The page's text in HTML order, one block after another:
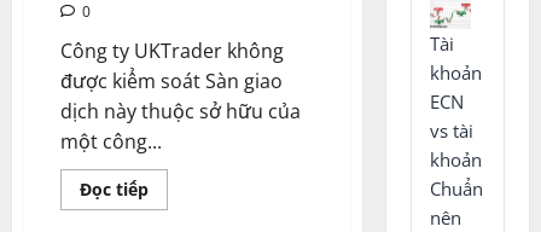
0
Công ty UKTrader không
được kiểm soát Sàn giao
dịch này thuộc sở hữu của
một công...
Đọc tiếpRead
more
Tài
khoản
ECN
vs tài
khoản
Chuẩn
nên